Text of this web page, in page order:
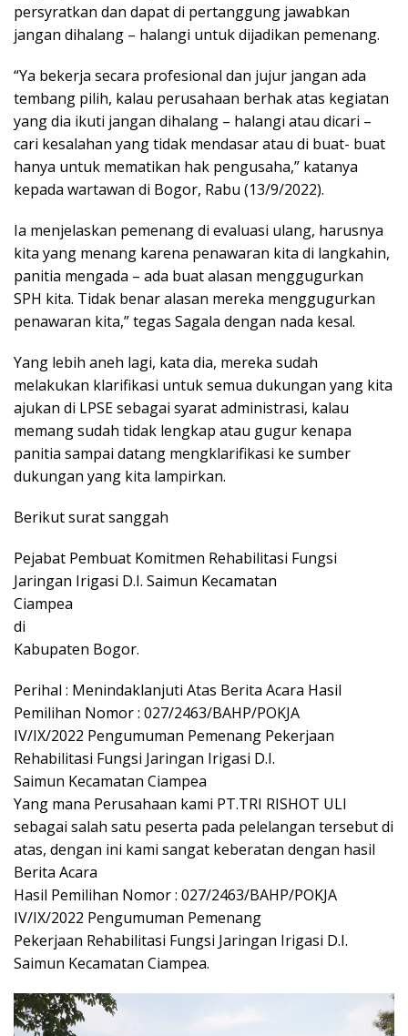
persyratkan dan dapat di pertanggung jawabkan
jangan dihalang – halangi untuk dijadikan pemenang.
“Ya bekerja secara profesional dan jujur jangan ada
tembang pilih, kalau perusahaan berhak atas kegiatan
yang dia ikuti jangan dihalang – halangi atau dicari –
cari kesalahan yang tidak mendasar atau di buat- buat
hanya untuk mematikan hak pengusaha,” katanya
kepada wartawan di Bogor, Rabu (13/9/2022).
Ia menjelaskan pemenang di evaluasi ulang, harusnya
kita yang menang karena penawaran kita di langkahin,
panitia mengada – ada buat alasan menggugurkan
SPH kita. Tidak benar alasan mereka menggugurkan
penawaran kita,” tegas Sagala dengan nada kesal.
Yang lebih aneh lagi, kata dia, mereka sudah
melakukan klarifikasi untuk semua dukungan yang kita
ajukan di LPSE sebagai syarat administrasi, kalau
memang sudah tidak lengkap atau gugur kenapa
panitia sampai datang mengklarifikasi ke sumber
dukungan yang kita lampirkan.
Berikut surat sanggah
Pejabat Pembuat Komitmen Rehabilitasi Fungsi
Jaringan Irigasi D.I. Saimun Kecamatan
Ciampea
di
Kabupaten Bogor.
Perihal : Menindaklanjuti Atas Berita Acara Hasil
Pemilihan Nomor : 027/2463/BAHP/POKJA
IV/IX/2022 Pengumuman Pemenang Pekerjaan
Rehabilitasi Fungsi Jaringan Irigasi D.I.
Saimun Kecamatan Ciampea
Yang mana Perusahaan kami PT.TRI RISHOT ULI
sebagai salah satu peserta pada pelelangan tersebut di
atas, dengan ini kami sangat keberatan dengan hasil
Berita Acara
Hasil Pemilihan Nomor : 027/2463/BAHP/POKJA
IV/IX/2022 Pengumuman Pemenang
Pekerjaan Rehabilitasi Fungsi Jaringan Irigasi D.I.
Saimun Kecamatan Ciampea.